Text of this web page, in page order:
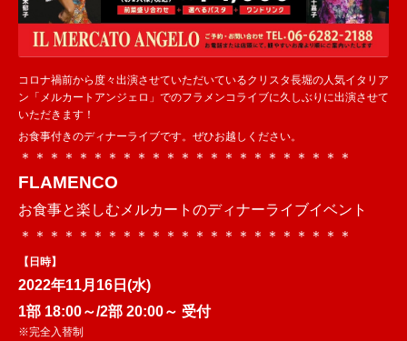
コロナ禍前から度々出演させていただいているクリスタ長堀の人気イタリア
ン「メルカートアンジェロ」でのフラメンコライブに久しぶりに出演させて
いただきます！
お食事付きのディナーライブです。ぜひお越しください。
＊＊＊＊＊＊＊＊＊＊＊＊＊＊＊＊＊＊＊＊＊＊＊
FLAMENCO
お食事と楽しむメルカートのディナーライブイベント
＊＊＊＊＊＊＊＊＊＊＊＊＊＊＊＊＊＊＊＊＊＊＊
【日時】
2022年11月16日(水)
1部 18:00～/2部 20:00～ 受付
※完全入替制